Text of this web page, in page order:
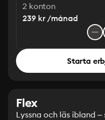
2 konton
239 kr /månad
Starta
Flex
Lyssna och läs ibland